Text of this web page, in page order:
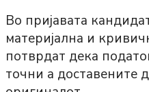
Во пријавата
материјална и
потврдат дека
точни а доставените